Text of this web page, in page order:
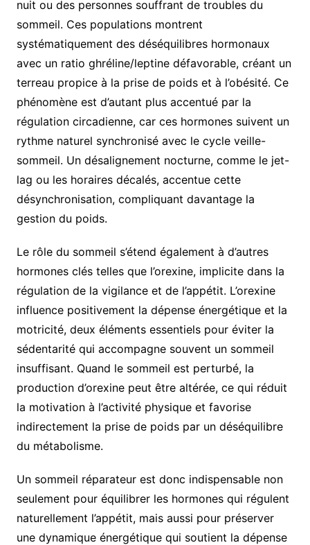
nuit ou des personnes souffrant de troubles du
sommeil. Ces populations montrent
systématiquement des déséquilibres hormonaux
avec un ratio ghréline/leptine défavorable, créant un
terreau propice à la prise de poids et à l’obésité. Ce
phénomène est d’autant plus accentué par la
régulation circadienne, car ces hormones suivent un
rythme naturel synchronisé avec le cycle veille-
sommeil. Un désalignement nocturne, comme le jet-
lag ou les horaires décalés, accentue cette
désynchronisation, compliquant davantage la
gestion du poids.
Le rôle du sommeil s’étend également à d’autres
hormones clés telles que l’orexine, implicite dans la
régulation de la vigilance et de l’appétit. L’orexine
influence positivement la dépense énergétique et la
motricité, deux éléments essentiels pour éviter la
sédentarité qui accompagne souvent un sommeil
insuffisant. Quand le sommeil est perturbé, la
production d’orexine peut être altérée, ce qui réduit
la motivation à l’activité physique et favorise
indirectement la prise de poids par un déséquilibre
du métabolisme.
Un sommeil réparateur est donc indispensable non
seulement pour équilibrer les hormones qui régulent
naturellement l’appétit, mais aussi pour préserver
une dynamique énergétique qui soutient la dépense